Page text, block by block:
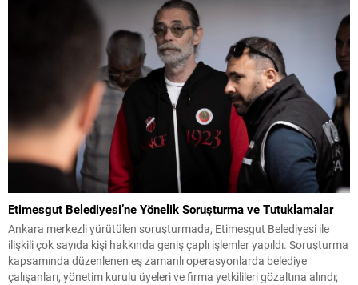
Etimesgut Belediyesi’ne Yönelik Soruşturma ve Tutuklamalar
Ankara merkezli yürütülen soruşturmada, Etimesgut Belediyesi ile
ilişkili çok sayıda kişi hakkında geniş çaplı işlemler yapıldı. Soruşturma
kapsamında düzenlenen eş zamanlı operasyonlarda belediye
çalışanları, yönetim kurulu üyeleri ve firma yetkilileri gözaltına alındı;